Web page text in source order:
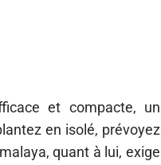
et compacte, un
en isolé, prévoyez
quant à lui, exige